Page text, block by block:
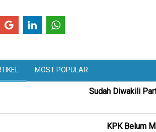
MOST POPULAR
Sudah Diwakili
KPK Belum